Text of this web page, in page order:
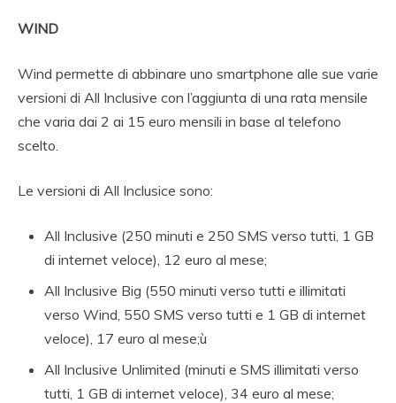
WIND
Wind permette di abbinare uno smartphone alle sue varie
versioni di All Inclusive con l’aggiunta di una rata mensile
che varia dai 2 ai 15 euro mensili in base al telefono
scelto.
Le versioni di All Inclusice sono:
All Inclusive (250 minuti e 250 SMS verso tutti, 1 GB
di internet veloce), 12 euro al mese;
All Inclusive Big (550 minuti verso tutti e illimitati
verso Wind, 550 SMS verso tutti e 1 GB di internet
veloce), 17 euro al mese;ù
All Inclusive Unlimited (minuti e SMS illimitati verso
tutti, 1 GB di internet veloce), 34 euro al mese;